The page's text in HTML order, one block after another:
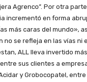
Agrenco”. Por otra
incrementó en forma
más caras del mundo»,
no se refleja en las vías ni
ALL lleva invertido
sus clientes a
y Grobocopatel,